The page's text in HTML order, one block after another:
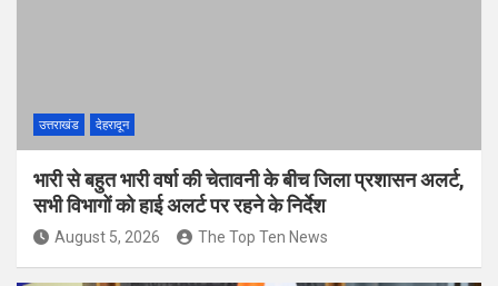
उत्तराखंड देहरादून
भारी से बहुत भारी वर्षा की चेतावनी के बीच जिला प्रशासन अलर्ट,
सभी विभागों को हाई अलर्ट पर रहने के निर्देश
August 5, 2026 The Top Ten News